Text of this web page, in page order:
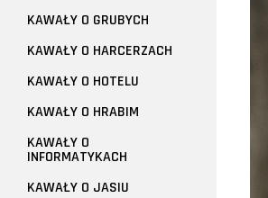
KAWAŁY O GRUBYCH
KAWAŁY O HARCERZACH
KAWAŁY O HOTELU
KAWAŁY O HRABIM
KAWAŁY O
INFORMATYKACH
KAWAŁY O JASIU